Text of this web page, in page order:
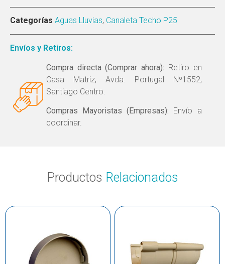
Categorías Aguas Lluvias, Canaleta Techo P25
Envíos y Retiros:
Compra directa (Comprar ahora): Retiro en
Casa Matriz, Avda. Portugal Nº1552,
Santiago Centro.
Compras Mayoristas (Empresas): Envío a
coordinar.
Productos Relacionados